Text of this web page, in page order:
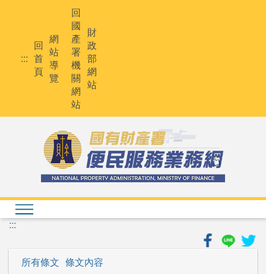
:::
回
首
頁
網
站
導
覽
回
國
產
署
機
關
網
站
財
政
部
網
站
:::
所有條文 條文內容